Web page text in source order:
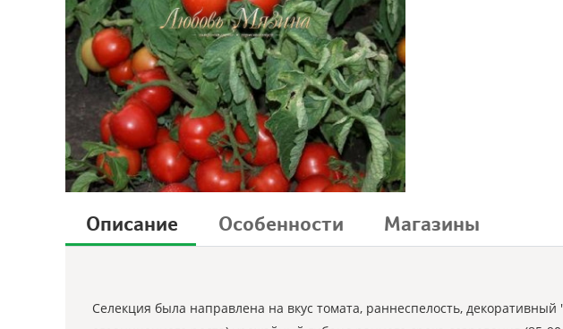
Описание Особенности Магазины
Селекция была направлена на вкус томата, раннеспелость,